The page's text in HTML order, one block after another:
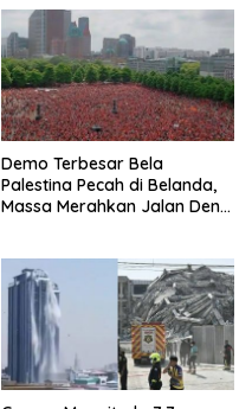
Demo Terbesar Bela
Palestina Pecah di Belanda,
Massa Merahkan Jalan Den